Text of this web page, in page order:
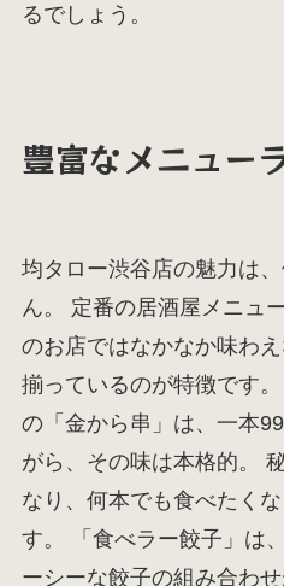
るでしょう。
豊富なメニュー
均タロー渋谷店の魅力は
ん。 定番の居酒屋メニュ
のお店ではなかなか味わ
揃っているのが特徴です
の「金から串」は、一本
がら、その味は本格的。
なり、何本でも食べたく
す。 「食べラー餃子」は
ーシーな餃子の組み合わ